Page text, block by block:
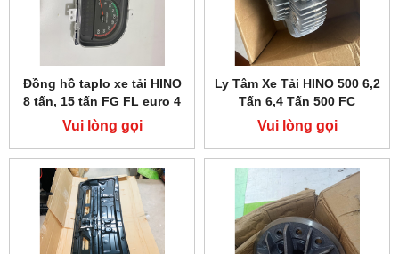
Đồng hồ taplo xe tải HINO
8 tấn, 15 tấn FG FL euro 4
Vui lòng gọi
Ly Tâm Xe Tải HINO 500 6,2
Tấn 6,4 Tấn 500 FC
Vui lòng gọi